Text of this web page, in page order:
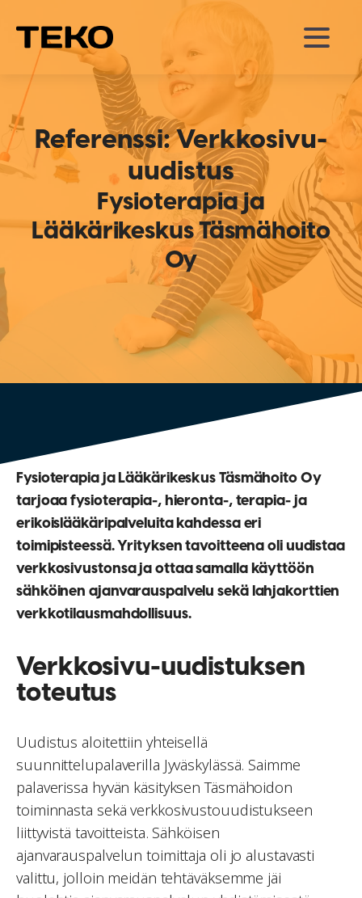
Referenssi: Verkkosivu-
uudistus
Fysioterapia ja
Lääkärikeskus Täsmähoito
Oy
Fysioterapia ja Lääkärikeskus Täsmähoito Oy
tarjoaa fysioterapia-, hieronta-, terapia- ja
erikoislääkäripalveluita kahdessa eri
toimipisteessä. Yrityksen tavoitteena oli uudistaa
verkkosivustonsa ja ottaa samalla käyttöön
sähköinen ajanvarauspalvelu sekä lahjakorttien
verkkotilausmahdollisuus.
Verkkosivu-uudistuksen
toteutus
Uudistus aloitettiin yhteisellä
suunnittelupalaverilla Jyväskylässä. Saimme
palaverissa hyvän käsityksen Täsmähoidon
toiminnasta sekä verkkosivustouudistukseen
liittyvistä tavoitteista. Sähköisen
ajanvarauspalvelun toimittaja oli jo alustavasti
valittu, jolloin meidän tehtäväksemme jäi